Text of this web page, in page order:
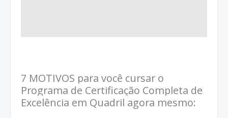
7 MOTIVOS para você cursar o
Programa de Certificação Completa de
Excelência em Quadril agora mesmo: